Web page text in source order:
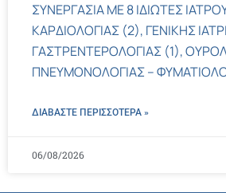
ΣΥΝΕΡΓΑΣΙΑ ΜΕ 8 ΙΔΙΩΤΕΣ
ΚΑΡΔΙΟΛΟΓΙΑΣ (2), ΓΕΝΙΚΗΣ
ΓΑΣΤΡΕΝΤΕΡΟΛΟΓΙΑΣ (1),
ΠΝΕΥΜΟΝΟΛΟΓΙΑΣ –
ΔΙΑΒΑΣΤΕ ΠΕΡΙΣΣΌΤΕΡΑ »
06/08/2026